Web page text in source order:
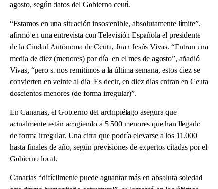
agosto, según datos del Gobierno ceutí.
“Estamos en una situación insostenible, absolutamente límite”,
afirmó en una entrevista con Televisión Española el presidente
de la Ciudad Autónoma de Ceuta, Juan Jesús Vivas. “Entran una
media de diez (menores) por día, en el mes de agosto”, añadió
Vivas, “pero si nos remitimos a la última semana, estos diez se
convierten en veinte al día. Es decir, en diez días entran en Ceuta
doscientos menores (de forma irregular)”.
En Canarias, el Gobierno del archipiélago asegura que
actualmente están acogiendo a 5.500 menores que han llegado
de forma irregular. Una cifra que podría elevarse a los 11.000
hasta finales de año, según previsiones de expertos citadas por el
Gobierno local.
Canarias “difícilmente puede aguantar más en absoluta soledad